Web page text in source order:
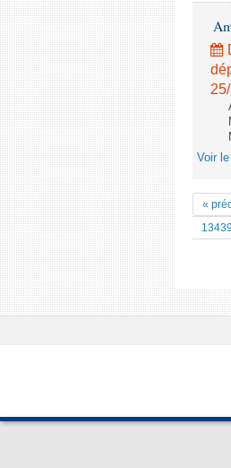
Voir
«
13439